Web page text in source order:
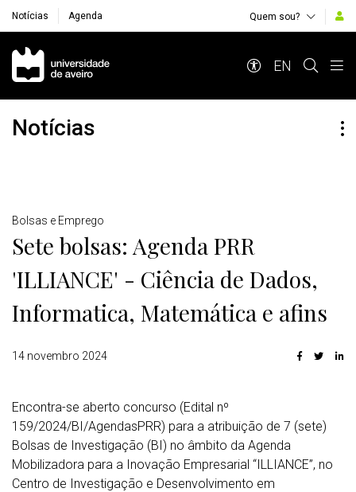
Notícias Agenda Quem sou?
Navegação Principal
EN
Notícias
Detalhes
Bolsas e Emprego
Sete bolsas: Agenda PRR
'ILLIANCE' - Ciência de Dados,
Informatica, Matemática e afins
14 novembro 2024
Encontra-se aberto concurso (Edital nº
159/2024/BI/AgendasPRR) para a atribuição de 7 (sete)
Bolsas de Investigação (BI) no âmbito da Agenda
Mobilizadora para a Inovação Empresarial “ILLIANCE”, no
Centro de Investigação e Desenvolvimento em